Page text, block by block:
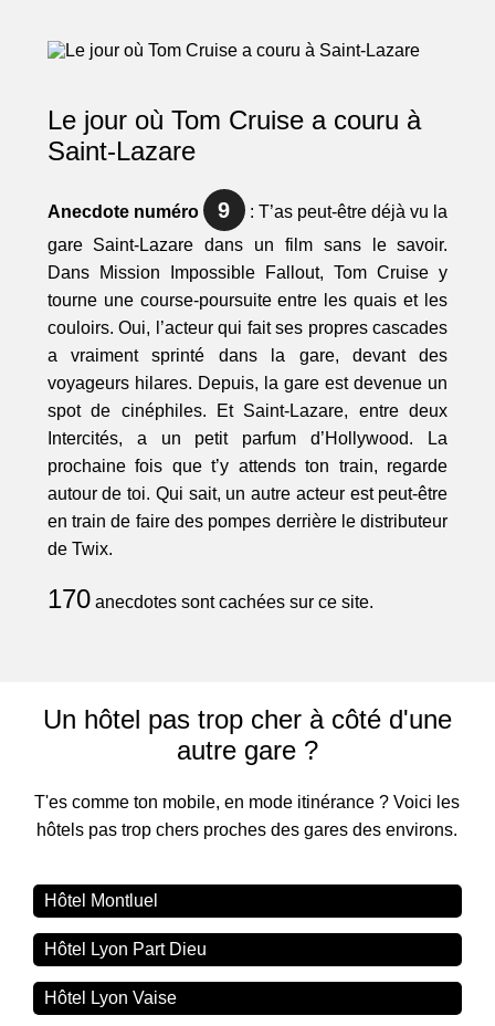
Le jour où Tom Cruise a couru à
Saint-Lazare
Anecdote numéro 9
: T’as peut-être déjà vu la
gare Saint-Lazare dans un film sans le savoir.
Dans Mission Impossible Fallout, Tom Cruise y
tourne une course-poursuite entre les quais et les
couloirs. Oui, l’acteur qui fait ses propres cascades
a vraiment sprinté dans la gare, devant des
voyageurs hilares. Depuis, la gare est devenue un
spot de cinéphiles. Et Saint-Lazare, entre deux
Intercités, a un petit parfum d’Hollywood. La
prochaine fois que t’y attends ton train, regarde
autour de toi. Qui sait, un autre acteur est peut-être
en train de faire des pompes derrière le distributeur
de Twix.
170anecdotes sont cachées sur ce site.
Un hôtel pas trop cher à côté d'une
autre gare ?
T'es comme ton mobile, en mode itinérance ? Voici les
hôtels pas trop chers proches des gares des environs.
Hôtel Montluel
Hôtel Lyon Part Dieu
Hôtel Lyon Vaise